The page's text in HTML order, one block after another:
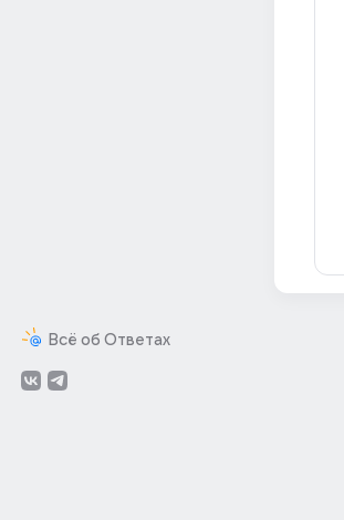
Всё об Ответах